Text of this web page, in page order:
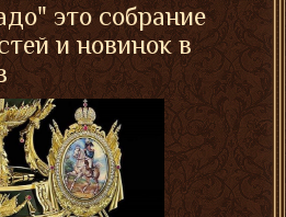
это собрание
и новинок в